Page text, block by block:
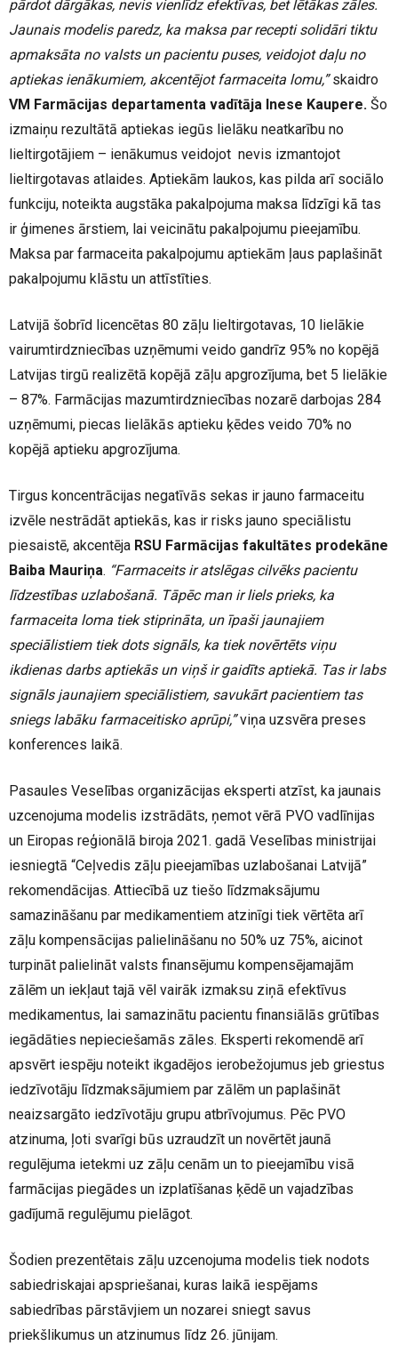
pārdot dārgākas, nevis vienlīdz efektīvas, bet lētākas zāles.
Jaunais modelis paredz, ka maksa par recepti solidāri tiktu
apmaksāta no valsts un pacientu puses, veidojot daļu no
aptiekas ienākumiem, akcentējot farmaceita lomu,”skaidro
VM Farmācijas departamenta vadītāja Inese Kaupere. Šo
izmaiņu rezultātā aptiekas iegūs lielāku neatkarību no
lieltirgotājiem – ienākumus veidojot nevis izmantojot
lieltirgotavas atlaides. Aptiekām laukos, kas pilda arī sociālo
funkciju, noteikta augstāka pakalpojuma maksa līdzīgi kā tas
ir ģimenes ārstiem, lai veicinātu pakalpojumu pieejamību.
Maksa par farmaceita pakalpojumu aptiekām ļaus paplašināt
pakalpojumu klāstu un attīstīties.
Latvijā šobrīd licencētas 80 zāļu lieltirgotavas, 10 lielākie
vairumtirdzniecības uzņēmumi veido gandrīz 95% no kopējā
Latvijas tirgū realizētā kopējā zāļu apgrozījuma, bet 5 lielākie
– 87%. Farmācijas mazumtirdzniecības nozarē darbojas 284
uzņēmumi, piecas lielākās aptieku ķēdes veido 70% no
kopējā aptieku apgrozījuma.
Tirgus koncentrācijas negatīvās sekas ir jauno farmaceitu
izvēle nestrādāt aptiekās, kas ir risks jauno speciālistu
piesaistē, akcentēja RSU Farmācijas fakultātes prodekāne
Baiba Mauriņa. “Farmaceits ir atslēgas cilvēks pacientu
līdzestības uzlabošanā. Tāpēc man ir liels prieks, ka
farmaceita loma tiek stiprināta, un īpaši jaunajiem
speciālistiem tiek dots signāls, ka tiek novērtēts viņu
ikdienas darbs aptiekās un viņš ir gaidīts aptiekā. Tas ir labs
signāls jaunajiem speciālistiem, savukārt pacientiem tas
sniegs labāku farmaceitisko aprūpi,”viņa uzsvēra preses
konferences laikā.
Pasaules Veselības organizācijas eksperti atzīst, ka jaunais
uzcenojuma modelis izstrādāts, ņemot vērā PVO vadlīnijas
un Eiropas reģionālā biroja 2021. gadā Veselības ministrijai
iesniegtā “Ceļvedis zāļu pieejamības uzlabošanai Latvijā”
rekomendācijas. Attiecībā uz tiešo līdzmaksājumu
samazināšanu par medikamentiem atzinīgi tiek vērtēta arī
zāļu kompensācijas palielināšanu no 50% uz 75%, aicinot
turpināt palielināt valsts finansējumu kompensējamajām
zālēm un iekļaut tajā vēl vairāk izmaksu ziņā efektīvus
medikamentus, lai samazinātu pacientu finansiālās grūtības
iegādāties nepieciešamās zāles. Eksperti rekomendē arī
apsvērt iespēju noteikt ikgadējos ierobežojumus jeb griestus
iedzīvotāju līdzmaksājumiem par zālēm un paplašināt
neaizsargāto iedzīvotāju grupu atbrīvojumus. Pēc PVO
atzinuma, ļoti svarīgi būs uzraudzīt un novērtēt jaunā
regulējuma ietekmi uz zāļu cenām un to pieejamību visā
farmācijas piegādes un izplatīšanas ķēdē un vajadzības
gadījumā regulējumu pielāgot.
Šodien prezentētais zāļu uzcenojuma modelis tiek nodots
sabiedriskajai apspriešanai, kuras laikā iespējams
sabiedrības pārstāvjiem un nozarei sniegt savus
priekšlikumus un atzinumus līdz 26. jūnijam.